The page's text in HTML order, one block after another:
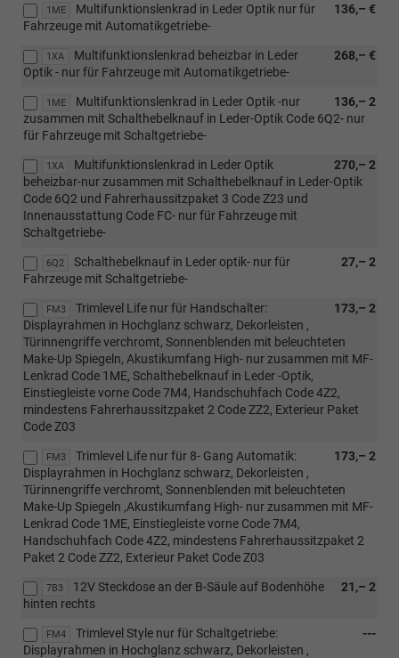
1ME 136,– €
Multifunktionslenkrad in Leder Optik nur für
Fahrzeuge mit Automatikgetriebe-
1XA 268,– €
Multifunktionslenkrad beheizbar in Leder
Optik - nur für Fahrzeuge mit Automatikgetriebe-
1ME 136,– 2
Multifunktionslenkrad in Leder Optik -nur
zusammen mit Schalthebelknauf in Leder-Optik Code 6Q2- nur
für Fahrzeuge mit Schaltgetriebe-
1XA 270,– 2
Multifunktionslenkrad in Leder Optik
beheizbar-nur zusammen mit Schalthebelknauf in Leder-Optik
Code 6Q2 und Fahrerhaussitzpaket 3 Code Z23 und
Innenausstattung Code FC- nur für Fahrzeuge mit
Schaltgetriebe-
6Q2 27,– 2
Schalthebelknauf in Leder optik- nur für
Fahrzeuge mit Schaltgetriebe-
FM3 173,– 2
Trimlevel Life nur für Handschalter:
Displayrahmen in Hochglanz schwarz, Dekorleisten ,
Türinnengriffe verchromt, Sonnenblenden mit beleuchteten
Make-Up Spiegeln, Akustikumfang High- nur zusammen mit MF-
Lenkrad Code 1ME, Schalthebelknauf in Leder -Optik,
Einstiegleiste vorne Code 7M4, Handschuhfach Code 4Z2,
mindestens Fahrerhaussitzpaket 2 Code ZZ2, Exterieur Paket
Code Z03
FM3 173,– 2
Trimlevel Life nur für 8- Gang Automatik:
Displayrahmen in Hochglanz schwarz, Dekorleisten ,
Türinnengriffe verchromt, Sonnenblenden mit beleuchteten
Make-Up Spiegeln ,Akustikumfang High- nur zusammen mit MF-
Lenkrad Code 1ME, Einstiegleiste vorne Code 7M4,
Handschuhfach Code 4Z2, mindestens Fahrerhaussitzpaket 2
Paket 2 Code ZZ2, Exterieur Paket Code Z03
7B3 21,– 2
12V Steckdose an der B-Säule auf Bodenhöhe
hinten rechts
FM4 ---
Trimlevel Style nur für Schaltgetriebe:
Displayrahmen in Hochglanz schwarz, Dekorleisten ,